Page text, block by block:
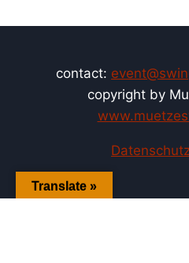
contact:
copyright by
Translate »